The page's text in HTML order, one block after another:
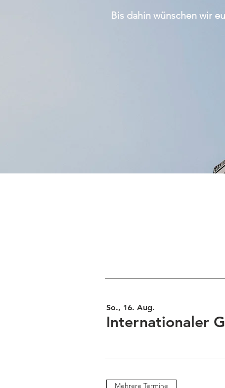
Bis dahin wünschen wir
So., 16. Aug.
Internationaler
Mehrere Termine